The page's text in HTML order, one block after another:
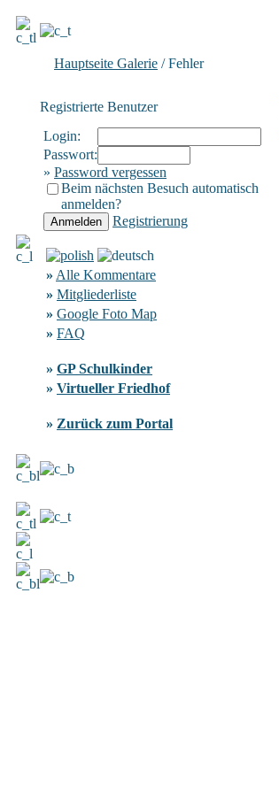
Hauptseite Galerie / Fehler
Registrierte Benutzer
Login:
Passwort:
» Password vergessen
Beim nächsten Besuch automatisch
anmelden?
Registrierung
» Alle Kommentare
» Mitgliederliste
» Google Foto Map
» FAQ
» GP Schulkinder
» Virtueller Friedhof
» Zurück zum Portal